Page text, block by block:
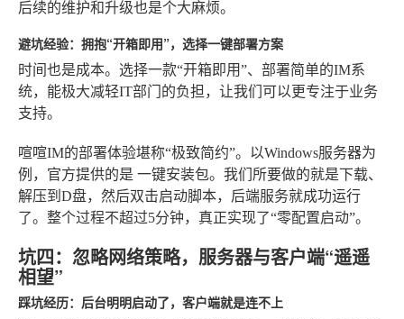
后续的维护和升级也是个大麻烦。
避坑经验：拥抱“开箱即用”，选择一键部署方案
时间也是成本。选择一款“开箱即用”、部署简单的IM系
统，能极大减轻IT部门的负担，让我们可以更专注于业务
支持。
喧喧IM的部署体验堪称“极致简约”。以Windows服务器为
例，官方提供的是 一键安装包。我们所要做的就是下载、
解压到D盘，然后双击启动脚本，后端服务就成功运行
了。整个过程不超过5分钟，真正实现了“零配置启动”。
坑四：忽略网络策略，服务器与客户端“遥遥
相望”
踩坑经历：后台明明启动了，客户端就是连不上